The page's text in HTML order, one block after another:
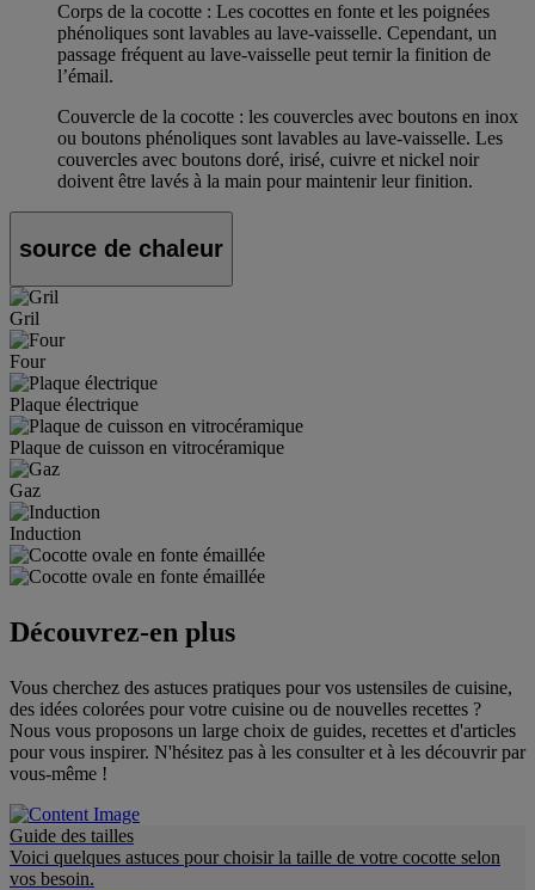
Corps de la cocotte : Les cocottes en fonte et les poignées
phénoliques sont lavables au lave-vaisselle. Cependant, un
passage fréquent au lave-vaisselle peut ternir la finition de
l’émail.
Couvercle de la cocotte : les couvercles avec boutons en inox
ou boutons phénoliques sont lavables au lave-vaisselle. Les
couvercles avec boutons doré, irisé, cuivre et nickel noir
doivent être lavés à la main pour maintenir leur finition.
source de chaleur
Gril
Four
Plaque électrique
Plaque de cuisson en vitrocéramique
Gaz
Induction
Découvrez-en plus
Vous cherchez des astuces pratiques pour vos ustensiles de cuisine,
des idées colorées pour votre cuisine ou de nouvelles recettes ?
Nous vous proposons un large choix de guides, recettes et d'articles
pour vous inspirer. N'hésitez pas à les consulter et à les découvrir par
vous-même !
Guide des tailles
Voici quelques astuces pour choisir la taille de votre cocotte selon
vos besoin.